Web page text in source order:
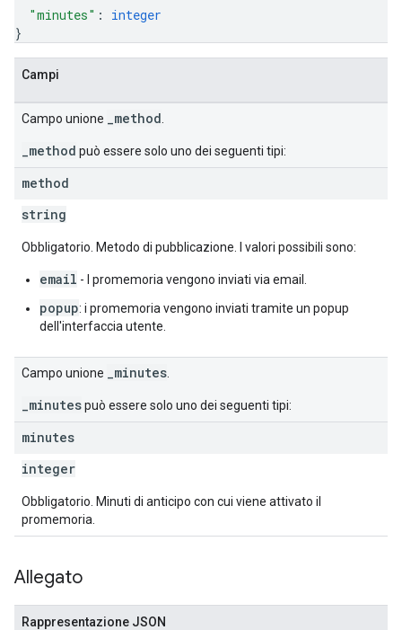
"minutes" : integer
}
Campi
Campo unione _method
_method può essere solo uno dei seguenti tipi:
method
string
Obbligatorio. Metodo di pubblicazione. I valori possibili sono:
email - I promemoria vengono inviati via email.
popup: i promemoria vengono inviati tramite un popup
dell'interfaccia utente.
Campo unione _minutes
_minutespuò essere solo uno dei seguenti tipi:
minutes
integer
Obbligatorio. Minuti di anticipo con cui viene attivato il
promemoria.
Allegato
Rappresentazione JSON